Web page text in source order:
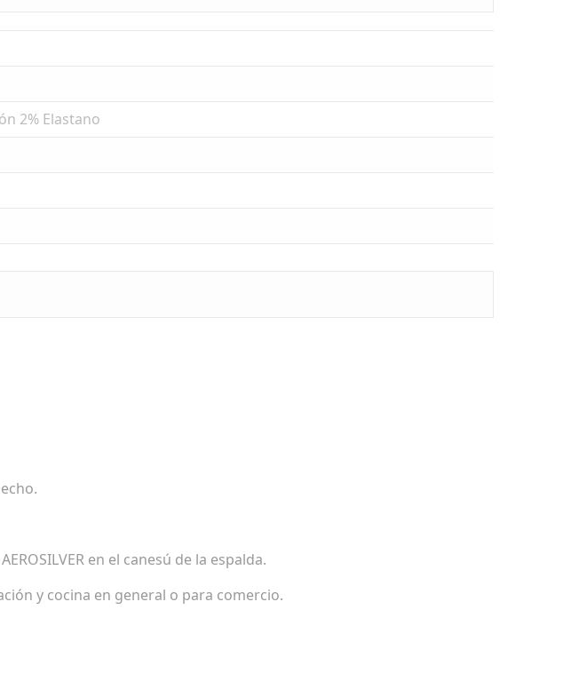
2% Elastano
en el canesú de la espalda.
y cocina en general o para comercio.